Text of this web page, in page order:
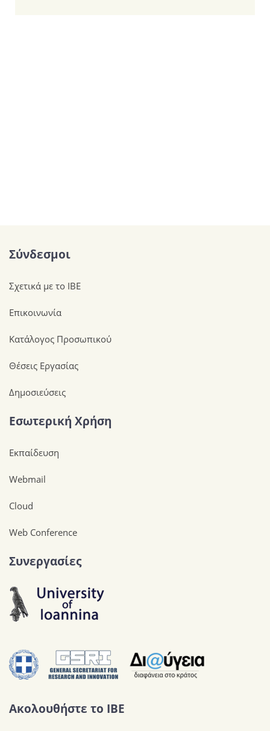
Σύνδεσμοι
Σχετικά με το ΙΒΕ
Επικοινωνία
Κατάλογος Προσωπικού
Θέσεις Εργασίας
Δημοσιεύσεις
Εσωτερική Χρήση
Εκπαίδευση
Webmail
Cloud
Web Conference
Συνεργασίες
Ακολουθήστε το IBE